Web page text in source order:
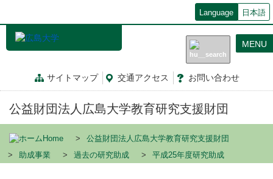
Language 日本語
サイトマップ 交通アクセス お問い合わせ
MENU
公益財団法人広島大学教育研究支援財団
Home
公益財団法人広島大学教育研究支援財団
助成事業
過去の研究助成 平成25年度研究助成